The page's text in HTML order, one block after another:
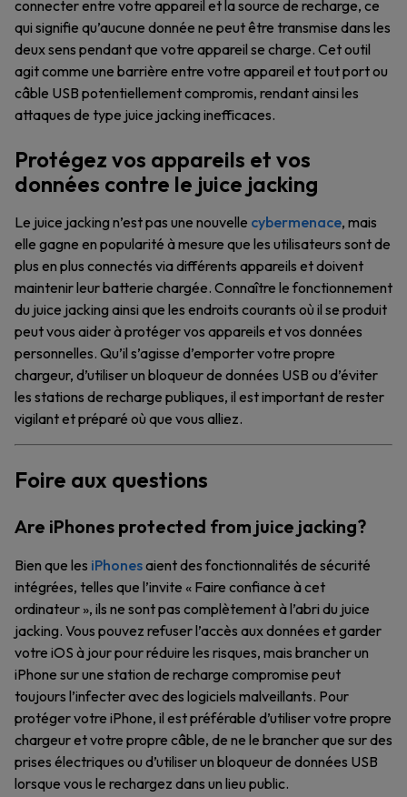
connecter entre votre appareil et la source de recharge, ce
qui signifie qu’aucune donnée ne peut être transmise dans les
deux sens pendant que votre appareil se charge. Cet outil
agit comme une barrière entre votre appareil et tout port ou
câble USB potentiellement compromis, rendant ainsi les
attaques de type juice jacking inefficaces.
Protégez vos appareils et vos
données contre le juice jacking
Le juice jacking n’est pas une nouvelle cybermenace, mais
elle gagne en popularité à mesure que les utilisateurs sont de
plus en plus connectés via différents appareils et doivent
maintenir leur batterie chargée. Connaître le fonctionnement
du juice jacking ainsi que les endroits courants où il se produit
peut vous aider à protéger vos appareils et vos données
personnelles. Qu’il s’agisse d’emporter votre propre
chargeur, d’utiliser un bloqueur de données USB ou d’éviter
les stations de recharge publiques, il est important de rester
vigilant et préparé où que vous alliez.
Foire aux questions
Are iPhones protected from juice jacking?
Bien que les iPhonesaient des fonctionnalités de sécurité
intégrées, telles que l’invite « Faire confiance à cet
ordinateur », ils ne sont pas complètement à l’abri du juice
jacking. Vous pouvez refuser l’accès aux données et garder
votre iOS à jour pour réduire les risques, mais brancher un
iPhone sur une station de recharge compromise peut
toujours l’infecter avec des logiciels malveillants. Pour
protéger votre iPhone, il est préférable d’utiliser votre propre
chargeur et votre propre câble, de ne le brancher que sur des
prises électriques ou d’utiliser un bloqueur de données USB
lorsque vous le rechargez dans un lieu public.